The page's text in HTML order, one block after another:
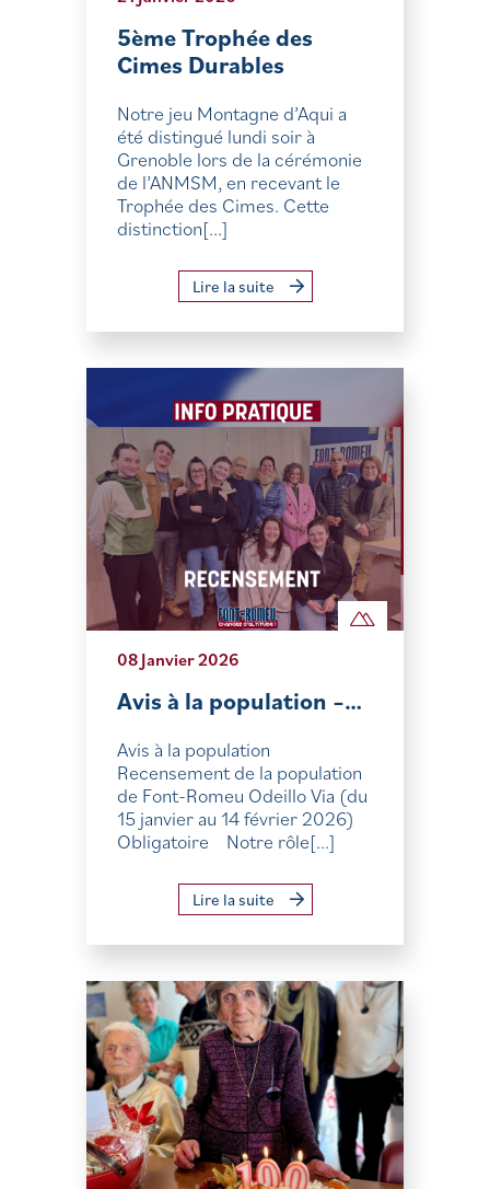
5ème Trophée des
Cimes Durables
Notre jeu Montagne d’Aqui a
été distingué lundi soir à
Grenoble lors de la cérémonie
de l’ANMSM, en recevant le
Trophée des Cimes. Cette
distinction[...]
Lire la suite
08 Janvier 2026
Avis à la population –…
Avis à la population
Recensement de la population
de Font-Romeu Odeillo Via (du
15 janvier au 14 février 2026)
Obligatoire Notre rôle[...]
Lire la suite